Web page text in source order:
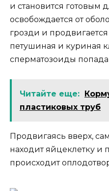
и становится готовым
освобождается от
грозди и
петушиная и куриная
сперматозоиды
Читайте еще:
пластиковых труб
Продвигаясь вверх,
находит яйцеклетку и
происходит